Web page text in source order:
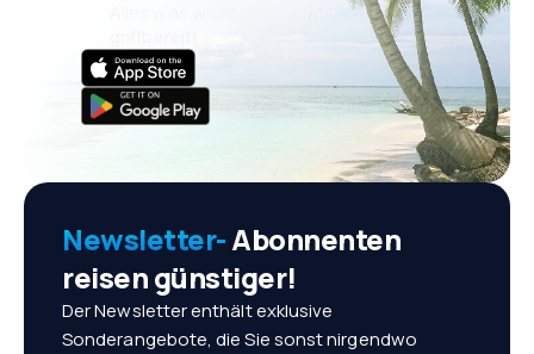
Newsletter-Abonnenten
reisen günstiger!
Der Newsletter enthält exklusive
Sonderangebote, die Sie sonst nirgendwo